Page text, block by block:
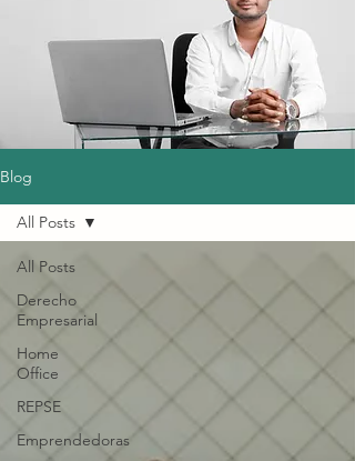
Blog
All Posts
Derecho
Empresarial
Home
Office
REPSE
Emprendedoras
All Posts